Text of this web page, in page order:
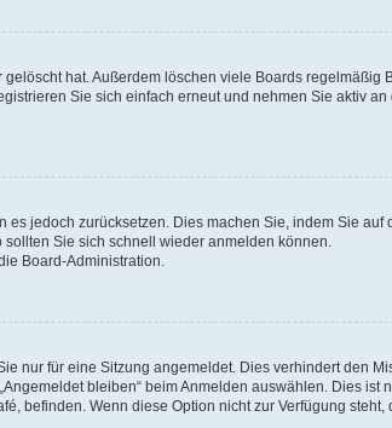
hat. Außerdem löschen viele Boards regelmäßig
Sie sich einfach erneut und nehmen Sie aktiv an
es jedoch zurücksetzen. Dies machen Sie, indem Sie auf
sollten Sie sich schnell wieder anmelden können.
Board-Administration.
nur für eine Sitzung angemeldet. Dies verhindert den
bleiben“ beim Anmelden auswählen. Dies ist
befinden. Wenn diese Option nicht zur Verfügung steht,